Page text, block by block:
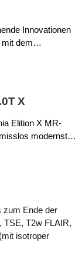
Innovationen
mit dem
Der MR 7700
Leistung und
der Wahl
der vollständig
Mehrkern-MR-
zur
X
Elition X MR-
modernste
HF-Design,
Bildqualität und
mit
und 3D-Scans
zum Ende der
TSE, T2w FLAIR,
isotroper